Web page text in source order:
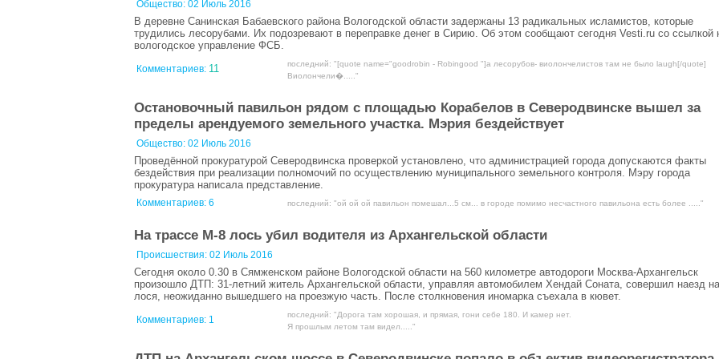
Общество: 02 Июль 2016
В деревне Санинская Бабаевского района Вологодской области задержаны 13 радикальных исламистов, которые
трудились лесорубами. Их подозревают в переправке денег в Сирию. Об этом сообщают сегодня Vesti.ru со ссылкой
вологодское управление ФСБ.
Комментариев: 11
последний: "[quote name="goodrobin - Robingood "]а лесорубов- виолончелистов там не было laugh[/quote]
Виолончели�....."
Остановочный павильон рядом с площадью Корабелов в Северодвинске вышел за
пределы арендуемого земельного участка. Мэрия бездействует
Общество: 02 Июль 2016
Проведённой прокуратурой Северодвинска проверкой установлено, что администрацией города допускаются факты
бездействия при реализации полномочий по осуществлению муниципального земельного контроля. Мэру города
прокуратура написала представление.
Комментариев: 6 последний: "ой ой ой павильон помешал...5 см... в городе помимо несчастного павильона есть более ....."
На трассе М-8 лось убил водителя из Архангельской области
Происшествия: 02 Июль 2016
Сегодня около 0.30 в Сямженском районе Вологодской области на 560 километре автодороги Москва-Архангельск
произошло ДТП: 31-летний житель Архангельской области, управляя автомобилем Хендай Соната, совершил наезд на
лося, неожиданно вышедшего на проезжую часть. После столкновения иномарка съехала в кювет.
Комментариев: 1
последний: "Дорога там хорошая, и прямая, гони себе 180. И камер нет.
Я прошлым летом там видел....."